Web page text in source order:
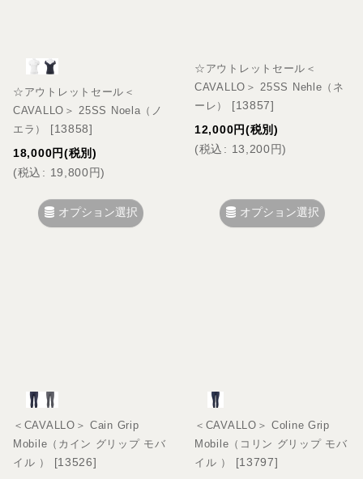
☆アウトレットセール＜
CAVALLO＞ 25SS Noela（ノ
エラ）
[13858]
18,000円(税別)
(税込 : 19,800円)
オプション選択
☆アウトレットセール＜
CAVALLO＞ 25SS Nehle（ネ
ーレ）
[13857]
12,000円(税別)
(税込 : 13,200円)
オプション選択
＜CAVALLO＞ Cain Grip
Mobile（カイン グリップ モバ
イル ） [13526]
＜CAVALLO＞ Coline Grip
Mobile（コリン グリップ モバ
イル ） [13797]